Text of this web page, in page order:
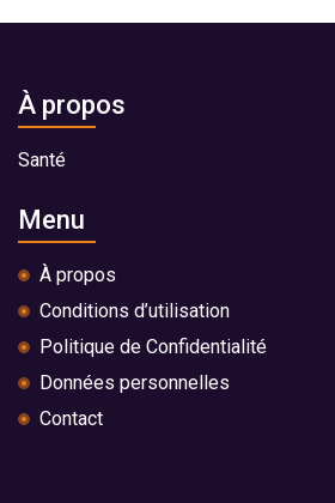
À propos
Santé
Menu
À propos
Conditions d’utilisation
Politique de Confidentialité
Données personnelles
Contact